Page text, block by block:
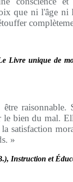
que ni l'âge ni
Livre unique de
raisonnable.
le bien du mal.
satisfaction
»
Instruction et